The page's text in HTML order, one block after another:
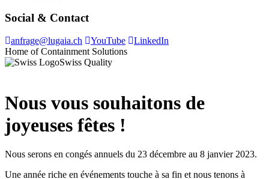
Social & Contact
anfrage@lugaia.ch YouTube
LinkedIn
Home of Containment Solutions
Swiss Quality
Nous vous souhaitons de
joyeuses fêtes !
Nous serons en congés annuels du 23 décembre au 8 janvier 2023.
Une année riche en événements touche à sa fin et nous tenons à